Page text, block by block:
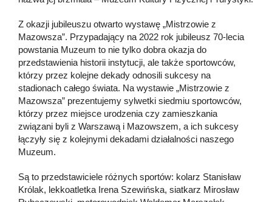
Z okazji jubileuszu otwarto wystawę „Mistrzowie z
Mazowsza”. Przypadający na 2022 rok jubileusz 70-lecia
powstania Muzeum to nie tylko dobra okazja do
przedstawienia historii instytucji, ale także sportowców,
którzy przez kolejne dekady odnosili sukcesy na
stadionach całego świata. Na wystawie „Mistrzowie z
Mazowsza” prezentujemy sylwetki siedmiu sportowców,
którzy przez miejsce urodzenia czy zamieszkania
związani byli z Warszawą i Mazowszem, a ich sukcesy
łączyły się z kolejnymi dekadami działalności naszego
Muzeum.
Są to przedstawiciele różnych sportów: kolarz Stanisław
Królak, lekkoatletka Irena Szewińska, siatkarz Mirosław